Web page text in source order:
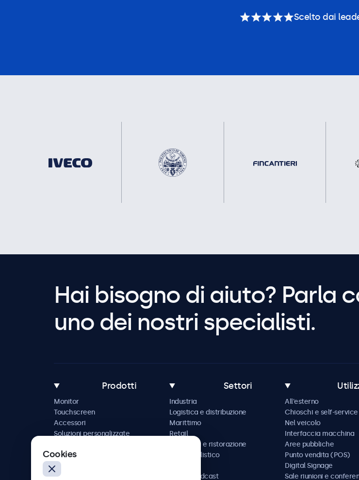
Scelto dai
Hai bisogno di aiuto? Parla
uno dei nostri specialisti.
Prodotti
Monitor
Touchscreen
Accessori
Soluzioni personalizzate
Settori
Industria
Logistica e distribuzione
Marittimo
Retail
Ospitalità e ristorazione
Automobilistico
AV e broadcast
All'esterno
Chioschi e self-service
Nel veicolo
Interfaccia macchina
Aree pubbliche
Punto vendita (POS)
Digital Signage
Sale riunioni e
Cookies